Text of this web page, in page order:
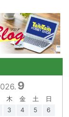
9
木 金 土
日
3 4 5
6